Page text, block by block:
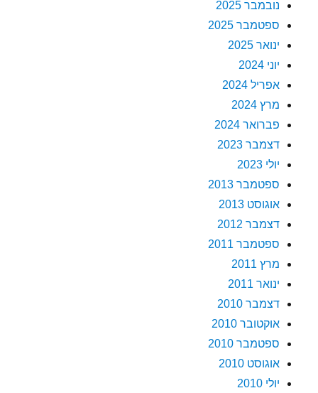
נובמבר 2025
ספטמבר 2025
ינואר 2025
יוני 2024
אפריל 2024
מרץ 2024
פברואר 2024
דצמבר 2023
יולי 2023
ספטמבר 2013
אוגוסט 2013
דצמבר 2012
ספטמבר 2011
מרץ 2011
ינואר 2011
דצמבר 2010
אוקטובר 2010
ספטמבר 2010
אוגוסט 2010
יולי 2010